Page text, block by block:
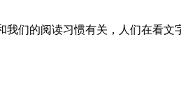
们的阅读习惯有关，人们在看文